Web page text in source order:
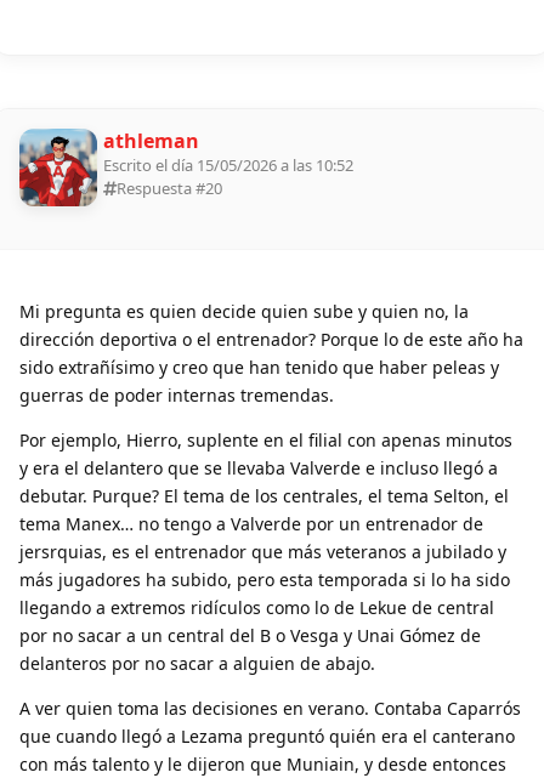
athleman
Escrito el día 15/05/2026 a las 10:52
Respuesta #20
Mi pregunta es quien decide quien sube y quien no, la
dirección deportiva o el entrenador? Porque lo de este año ha
sido extrañísimo y creo que han tenido que haber peleas y
guerras de poder internas tremendas.
Por ejemplo, Hierro, suplente en el filial con apenas minutos
y era el delantero que se llevaba Valverde e incluso llegó a
debutar. Purque? El tema de los centrales, el tema Selton, el
tema Manex… no tengo a Valverde por un entrenador de
jersrquias, es el entrenador que más veteranos a jubilado y
más jugadores ha subido, pero esta temporada si lo ha sido
llegando a extremos ridículos como lo de Lekue de central
por no sacar a un central del B o Vesga y Unai Gómez de
delanteros por no sacar a alguien de abajo.
A ver quien toma las decisiones en verano. Contaba Caparrós
que cuando llegó a Lezama preguntó quién era el canterano
con más talento y le dijeron que Muniain, y desde entonces